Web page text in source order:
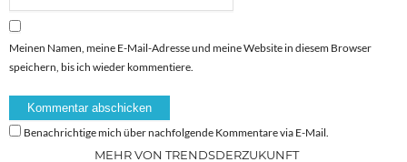
Meinen Namen, meine E-Mail-Adresse und meine Website in diesem Browser
speichern, bis ich wieder kommentiere.
Benachrichtige mich über nachfolgende Kommentare via E-Mail.
MEHR VON TRENDSDERZUKUNFT